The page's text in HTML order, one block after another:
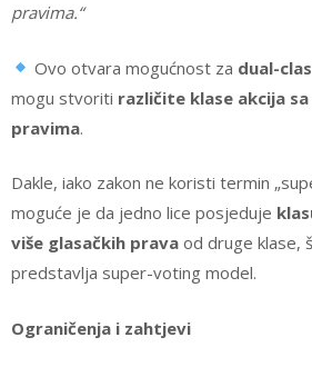
pravima.“
Ovo otvara mogućnost za dual-
mogu stvoriti različite klase akcija
pravima.
Dakle, iako zakon ne koristi termin
moguće je da jedno lice posjeduje
više glasačkih prava od druge klase,
predstavlja super-voting model.
Ograničenja i zahtjevi